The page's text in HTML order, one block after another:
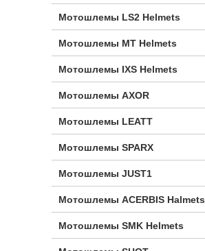
Мотошлемы LS2 Helmets
Мотошлемы MT Helmets
Мотошлемы IXS Helmets
Мотошлемы AXOR
Мотошлемы LEATT
Мотошлемы SPARX
Мотошлемы JUST1
Мотошлемы ACERBIS Halmets
Мотошлемы SMK Helmets